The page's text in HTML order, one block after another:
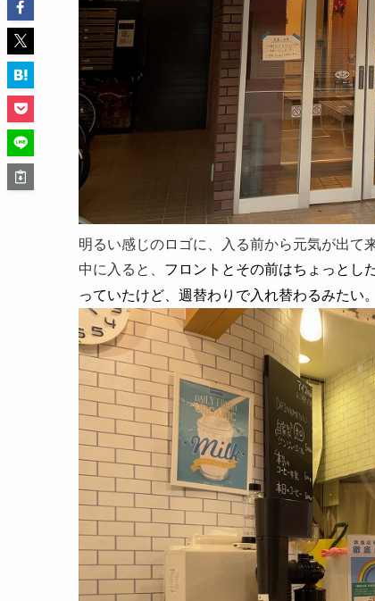
明るい感じのロゴに、入る前から元気が出て
中に入ると、
フロントとその前はちょっとし
っていたけど、週替わりで入れ替わるみたい。